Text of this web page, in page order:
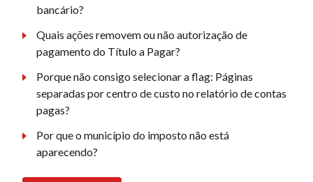
bancário?
Quais ações removem ou não autorização de
pagamento do Título a Pagar?
Porque não consigo selecionar a flag: Páginas
separadas por centro de custo no relatório de contas
pagas?
Por que o município do imposto não está
aparecendo?